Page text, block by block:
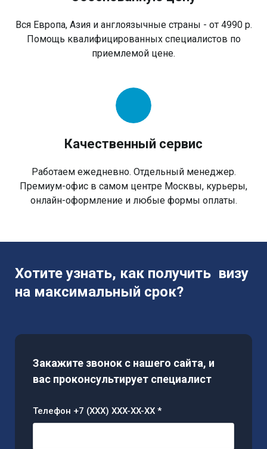
Вся Европа, Азия и англоязычные страны - от 4990 р.
Помощь квалифицированных специалистов по
приемлемой цене.
Качественный сервис
Работаем ежедневно. Отдельный менеджер.
Премиум-офис в самом центре Москвы, курьеры,
онлайн-оформление и любые формы оплаты.
Хотите узнать, как получить визу
на максимальный срок?
Закажите звонок с нашего сайта, и
вас проконсультирует специалист
Телефон +7 (XXX) XXX-XX-XX *